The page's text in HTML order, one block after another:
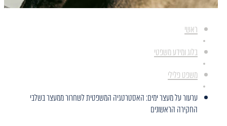
ראשי
בלוג ומידע משפטי
משפט פלילי
ערעור על מעצר ימים: האסטרטגיה המשפטית לשחרור ממעצר בשלבי
החקירה הראשונים